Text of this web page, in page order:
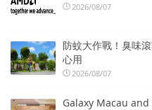
2026/08/07
防蚊大作戰！臭味
心用
2026/08/07
Galaxy Macau